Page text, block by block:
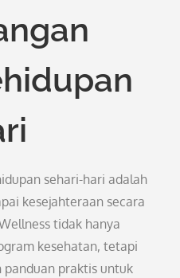
sehari-hari adalah
kesejahteraan secara
tidak hanya
kesehatan, tetapi
praktis untuk